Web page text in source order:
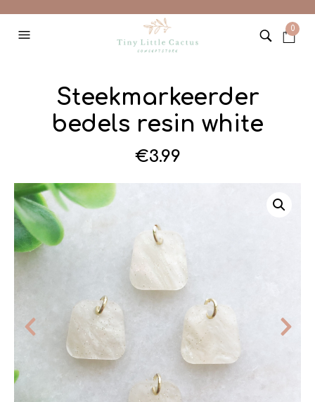
0
Steekmarkeerder
bedels resin white
€3.99